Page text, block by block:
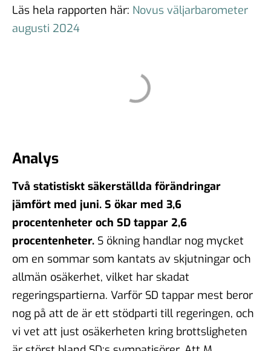
Läs hela rapporten här: Novus väljarbarometer
augusti 2024
Analys
Två statistiskt säkerställda förändringar
jämfört med juni. S ökar med 3,6
procentenheter och SD tappar 2,6
procentenheter. S ökning handlar nog mycket
om en sommar som kantats av skjutningar och
allmän osäkerhet, vilket har skadat
regeringspartierna. Varför SD tappar mest beror
nog på att de är ett stödparti till regeringen, och
vi vet att just osäkerheten kring brottsligheten